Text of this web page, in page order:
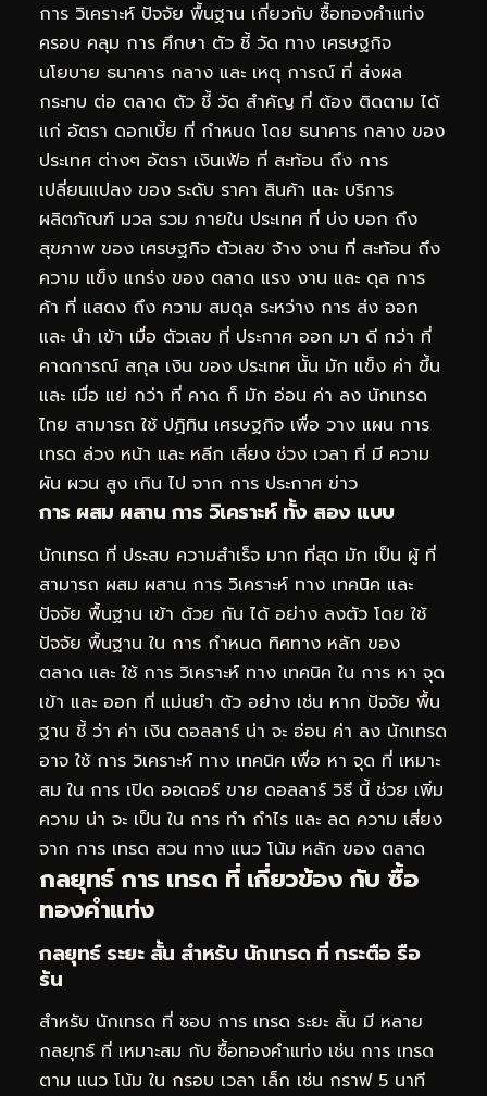
การ วิเคราะห์ ปัจจัย พื้นฐาน เกี่ยวกับ ซื้อทองคำแท่ง
ครอบ คลุม การ ศึกษา ตัว ชี้ วัด ทาง เศรษฐกิจ
นโยบาย ธนาคาร กลาง และ เหตุ การณ์ ที่ ส่งผล
กระทบ ต่อ ตลาด ตัว ชี้ วัด สำคัญ ที่ ต้อง ติดตาม ได้
แก่ อัตรา ดอกเบี้ย ที่ กำหนด โดย ธนาคาร กลาง ของ
ประเทศ ต่างๆ อัตรา เงินเฟ้อ ที่ สะท้อน ถึง การ
เปลี่ยนแปลง ของ ระดับ ราคา สินค้า และ บริการ
ผลิตภัณฑ์ มวล รวม ภายใน ประเทศ ที่ บ่ง บอก ถึง
สุขภาพ ของ เศรษฐกิจ ตัวเลข จ้าง งาน ที่ สะท้อน ถึง
ความ แข็ง แกร่ง ของ ตลาด แรง งาน และ ดุล การ
ค้า ที่ แสดง ถึง ความ สมดุล ระหว่าง การ ส่ง ออก
และ นำ เข้า เมื่อ ตัวเลข ที่ ประกาศ ออก มา ดี กว่า ที่
คาดการณ์ สกุล เงิน ของ ประเทศ นั้น มัก แข็ง ค่า ขึ้น
และ เมื่อ แย่ กว่า ที่ คาด ก็ มัก อ่อน ค่า ลง นักเทรด
ไทย สามารถ ใช้ ปฏิทิน เศรษฐกิจ เพื่อ วาง แผน การ
เทรด ล่วง หน้า และ หลีก เลี่ยง ช่วง เวลา ที่ มี ความ
ผัน ผวน สูง เกิน ไป จาก การ ประกาศ ข่าว
การ ผสม ผสาน การ วิเคราะห์ ทั้ง สอง แบบ
นักเทรด ที่ ประสบ ความสำเร็จ มาก ที่สุด มัก เป็น ผู้ ที่
สามารถ ผสม ผสาน การ วิเคราะห์ ทาง เทคนิค และ
ปัจจัย พื้นฐาน เข้า ด้วย กัน ได้ อย่าง ลงตัว โดย ใช้
ปัจจัย พื้นฐาน ใน การ กำหนด ทิศทาง หลัก ของ
ตลาด และ ใช้ การ วิเคราะห์ ทาง เทคนิค ใน การ หา จุด
เข้า และ ออก ที่ แม่นยำ ตัว อย่าง เช่น หาก ปัจจัย พื้น
ฐาน ชี้ ว่า ค่า เงิน ดอลลาร์ น่า จะ อ่อน ค่า ลง นักเทรด
อาจ ใช้ การ วิเคราะห์ ทาง เทคนิค เพื่อ หา จุด ที่ เหมาะ
สม ใน การ เปิด ออเดอร์ ขาย ดอลลาร์ วิธี นี้ ช่วย เพิ่ม
ความ น่า จะ เป็น ใน การ ทำ กำไร และ ลด ความ เสี่ยง
จาก การ เทรด สวน ทาง แนว โน้ม หลัก ของ ตลาด
กลยุทธ์ การ เทรด ที่ เกี่ยวข้อง กับ ซื้อ
ทองคำแท่ง
กลยุทธ์ ระยะ สั้น สำหรับ นักเทรด ที่ กระตือ รือ
ร้น
สำหรับ นักเทรด ที่ ชอบ การ เทรด ระยะ สั้น มี หลาย
กลยุทธ์ ที่ เหมาะสม กับ ซื้อทองคำแท่ง เช่น การ เทรด
ตาม แนว โน้ม ใน กรอบ เวลา เล็ก เช่น กราฟ 5 นาที